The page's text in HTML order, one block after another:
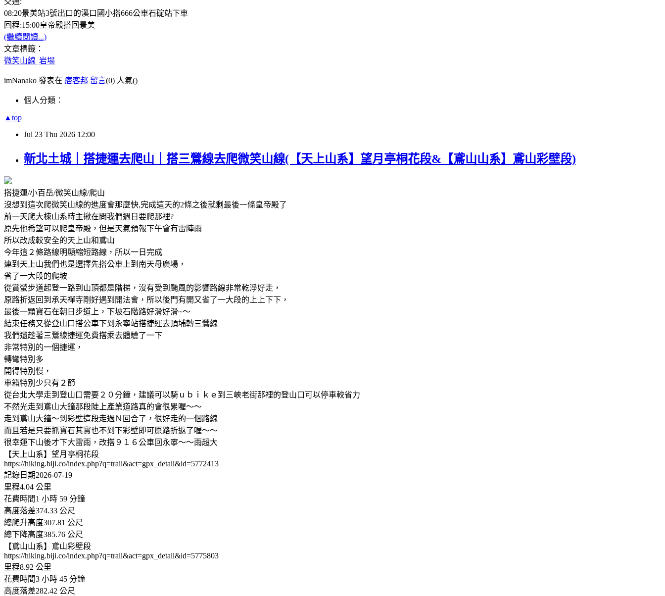
08:20景美站3號出口的溪口國小搭666公車石碇站下車
回程:15:00皇帝殿搭回景美
(繼續閱讀...)
文章標籤：
微笑山線 岩場
imNanako 發表在 痞客邦 留言(0) 人氣()
個人分類：
▲top
Jul 23 Thu 2026 12:00
新北土城｜搭捷運去爬山｜搭三鶯線去爬微笑山線(【天上山系】望月亭桐花段&【鳶山山系】鳶山彩壁段)
搭捷運/小百岳/微笑山線/爬山
沒想到這次爬微笑山線的進度會那麼快,完成這天的2條之後就剩最後一條皇帝殿了
前一天爬大棟山系時主揪在問我們週日要爬那裡?
原先他希望可以爬皇帝殿，但是天氣預報下午會有雷陣雨
所以改成較安全的天上山和鳶山
今年這２條路線明顯縮短路線，所以一日完成
連到天上山我們也是選擇先搭公車上到南天母廣場，
省了一大段的爬坡
從賞螢步道起登一路到山頂都是階梯，沒有受到颱風的影響路線非常乾淨好走，
原路折返回到承天禪寺剛好遇到開法會，所以後門有開又省了一大段的上上下下，
最後一顆寶石在朝日步道上，下坡石階路好滑好滑~～
結束任務又從登山口搭公車下到永寧站搭捷運去頂埔轉三鶯線
我們還趁著三鶯線捷運免費搭乘去體驗了一下
非常特別的一個捷運，
轉彎特別多
開得特別慢，
車箱特別少只有２節
從台北大學走到登山口需要２０分鐘，建議可以騎ｕｂｉｋｅ到三峽老街那裡的登山口可以停車較省力
不然光走到鳶山大鐘那段陡上產業道路真的會很累喔～～
走到鳶山大鐘～到彩壁這段走過Ｎ回合了，很好走的一個路線
而且若是只要抓寶石其實也不到下彩壁即可原路折返了喔～～
很幸運下山後才下大雷雨，改搭９１６公車回永寧～～雨超大
【天上山系】望月亭桐花段
https://hiking.biji.co/index.php?q=trail&act=gpx_detail&id=5772413
記錄日期2026-07-19
里程4.04 公里
花費時間1 小時 59 分鐘
高度落差374.33 公尺
總爬升高度307.81 公尺
總下降高度385.76 公尺
【鳶山山系】鳶山彩壁段
https://hiking.biji.co/index.php?q=trail&act=gpx_detail&id=5775803
里程8.92 公里
花費時間3 小時 45 分鐘
高度落差282.42 公尺